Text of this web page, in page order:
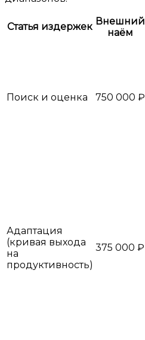
Статья издержек Внешний
наём
Поиск и оценка 750 000 ₽
Адаптация
(кривая выхода
на
продуктивность)
375 000 ₽